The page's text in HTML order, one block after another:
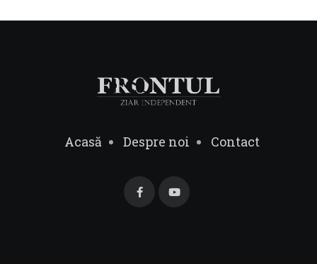
Acasă Despre noi Contact